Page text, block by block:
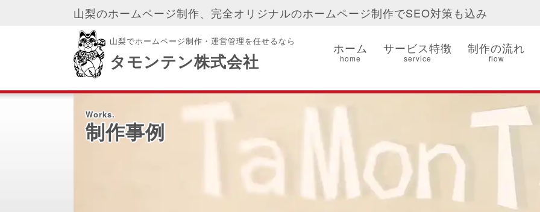
山梨のホームページ制作、完全オリジナルのホームページ制作でSEO対策も込み
山梨でホームページ制作・運営管理を任せるなら
タモンテン株式会社
ホーム
home
サービス特徴
service
制作の流れ
flow
Works.
制作事例